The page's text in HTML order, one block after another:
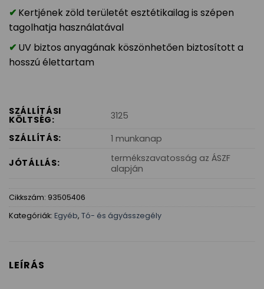
Kertjének zöld területét esztétikailag is szépen
tagolhatja használatával
UV biztos anyagának köszönhetően biztosított a
hosszú élettartam
SZÁLLÍTÁSI
KÖLTSÉG:
3125
SZÁLLÍTÁS:
1 munkanap
JÓTÁLLÁS:
termékszavatosság az ÁSZF
alapján
Cikkszám: 93505406
Kategóriák: Egyéb, Tó- és ágyásszegély
LEÍRÁS